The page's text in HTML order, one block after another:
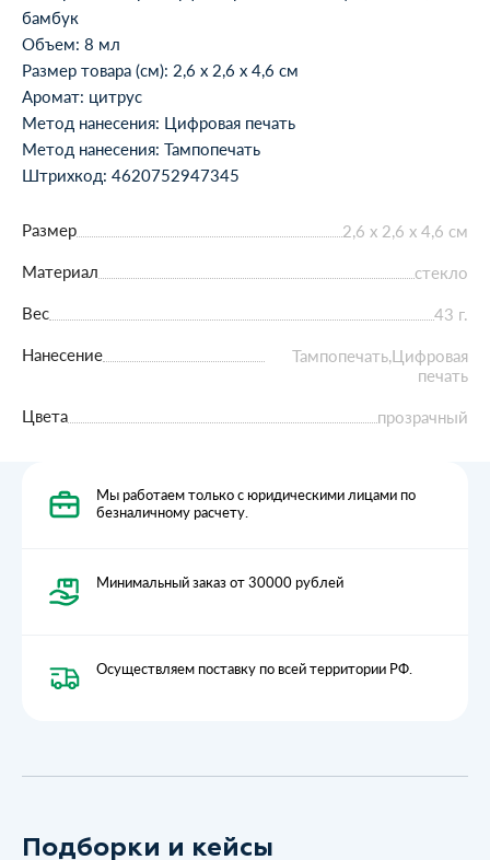
Мы работаем только с юридическими лицами по
безналичному расчету.
Минимальный заказ от 30000 рублей
Осуществляем поставку по всей территории РФ.
бамбук
Объем: 8 мл
Размер товара (см): 2,6 х 2,6 х 4,6 см
Аромат: цитрус
Метод нанесения: Цифровая печать
Метод нанесения: Тампопечать
Штрихкод: 4620752947345
Размер
2,6 х 2,6 х 4,6 см
Материал
стекло
Вес
43 г.
Нанесение
Тампопечать,Цифровая
печать
Цвета
прозрачный
Подборки и кейсы